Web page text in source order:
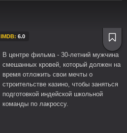
IMDB: 6.0
В центре фильма - 30-летний мужчина
смешанных кровей, который должен на
время отложить свои мечты о
строительстве казино, чтобы заняться
подготовкой индейской школьной
команды по лакроссу.